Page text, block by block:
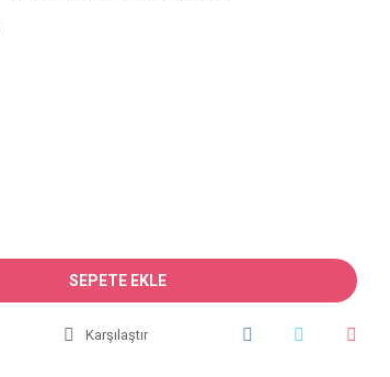
SEPETE EKLE
Karşılaştır